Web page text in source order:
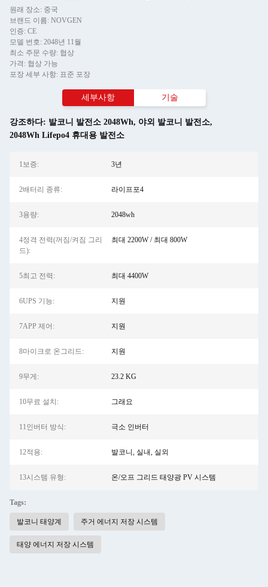
원래 장소: 중국
브랜드 이름: NOVGEN
인증: CE
모델 번호: 2048년 11월
최소 주문 수량: 협상
가격: 협상 가능
포장 세부 사항: 표준 포장
세부사항 기술
강조하다: 발코니 발전소 2048Wh, 야외 발코니 발전소,
2048Wh Lifepo4 휴대용 발전소
1보증: 3년
2배터리 종류: 라이프포4
3용량: 2048wh
4정격 전력(꺼짐/켜짐 그리
드):
최대 2200W / 최대 800W
5최고 전력: 최대 4400W
6UPS 기능: 지원
7APP 제어: 지원
8마이크로 온그리드: 지원
9무게: 23.2 KG
10무료 설치: 그래요
11인버터 방식: 극소 인버터
12적용: 발코니, 실내, 실외
13시스템 유형: 온/오프 그리드 태양광 PV 시스템
Tags:
발코니 태양계 주거 에너지 저장 시스템
태양 에너지 저장 시스템